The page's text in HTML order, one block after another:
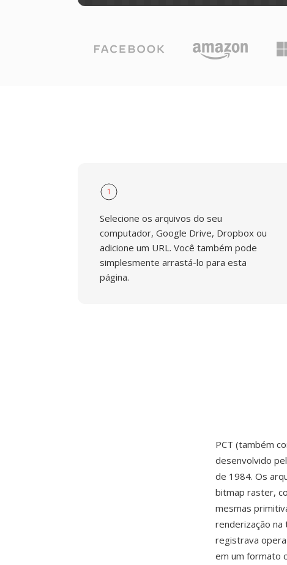
1
Selecione os arquivos do seu
computador, Google Drive, Dropbox ou
adicione um URL. Você também pode
simplesmente arrastá-lo para esta
página.
PCT (também
desenvolvido
de 1984. Os
bitmap raster,
mesmas
renderização na
registrava
em um formato